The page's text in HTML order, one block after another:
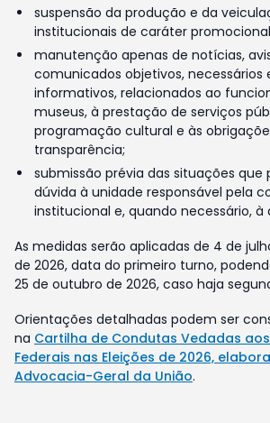
suspensão da produção e da
institucionais de caráter
manutenção apenas de notícias,
comunicados objetivos,
informativos, relacionados ao
museus, à prestação de serviços
programação cultural e às
transparência;
submissão prévia das situações que
dúvida à unidade responsável pela
institucional e, quando necessário, à
As medidas serão aplicadas de 4 de
de 2026, data do primeiro turno,
25 de outubro de 2026, caso haja
Orientações detalhadas podem ser
na Cartilha de Condutas Vedadas
Federais nas Eleições de 2026,
Advocacia-Geral da União.